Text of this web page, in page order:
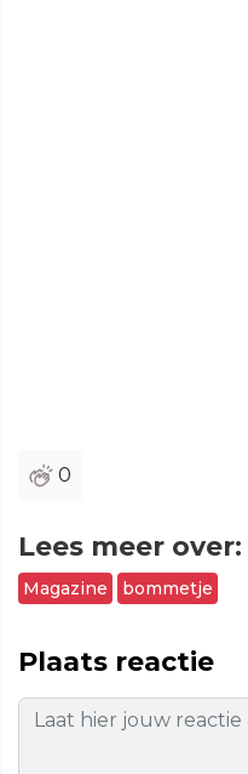
0
Lees meer over:
Magazine bommetje
Plaats reactie